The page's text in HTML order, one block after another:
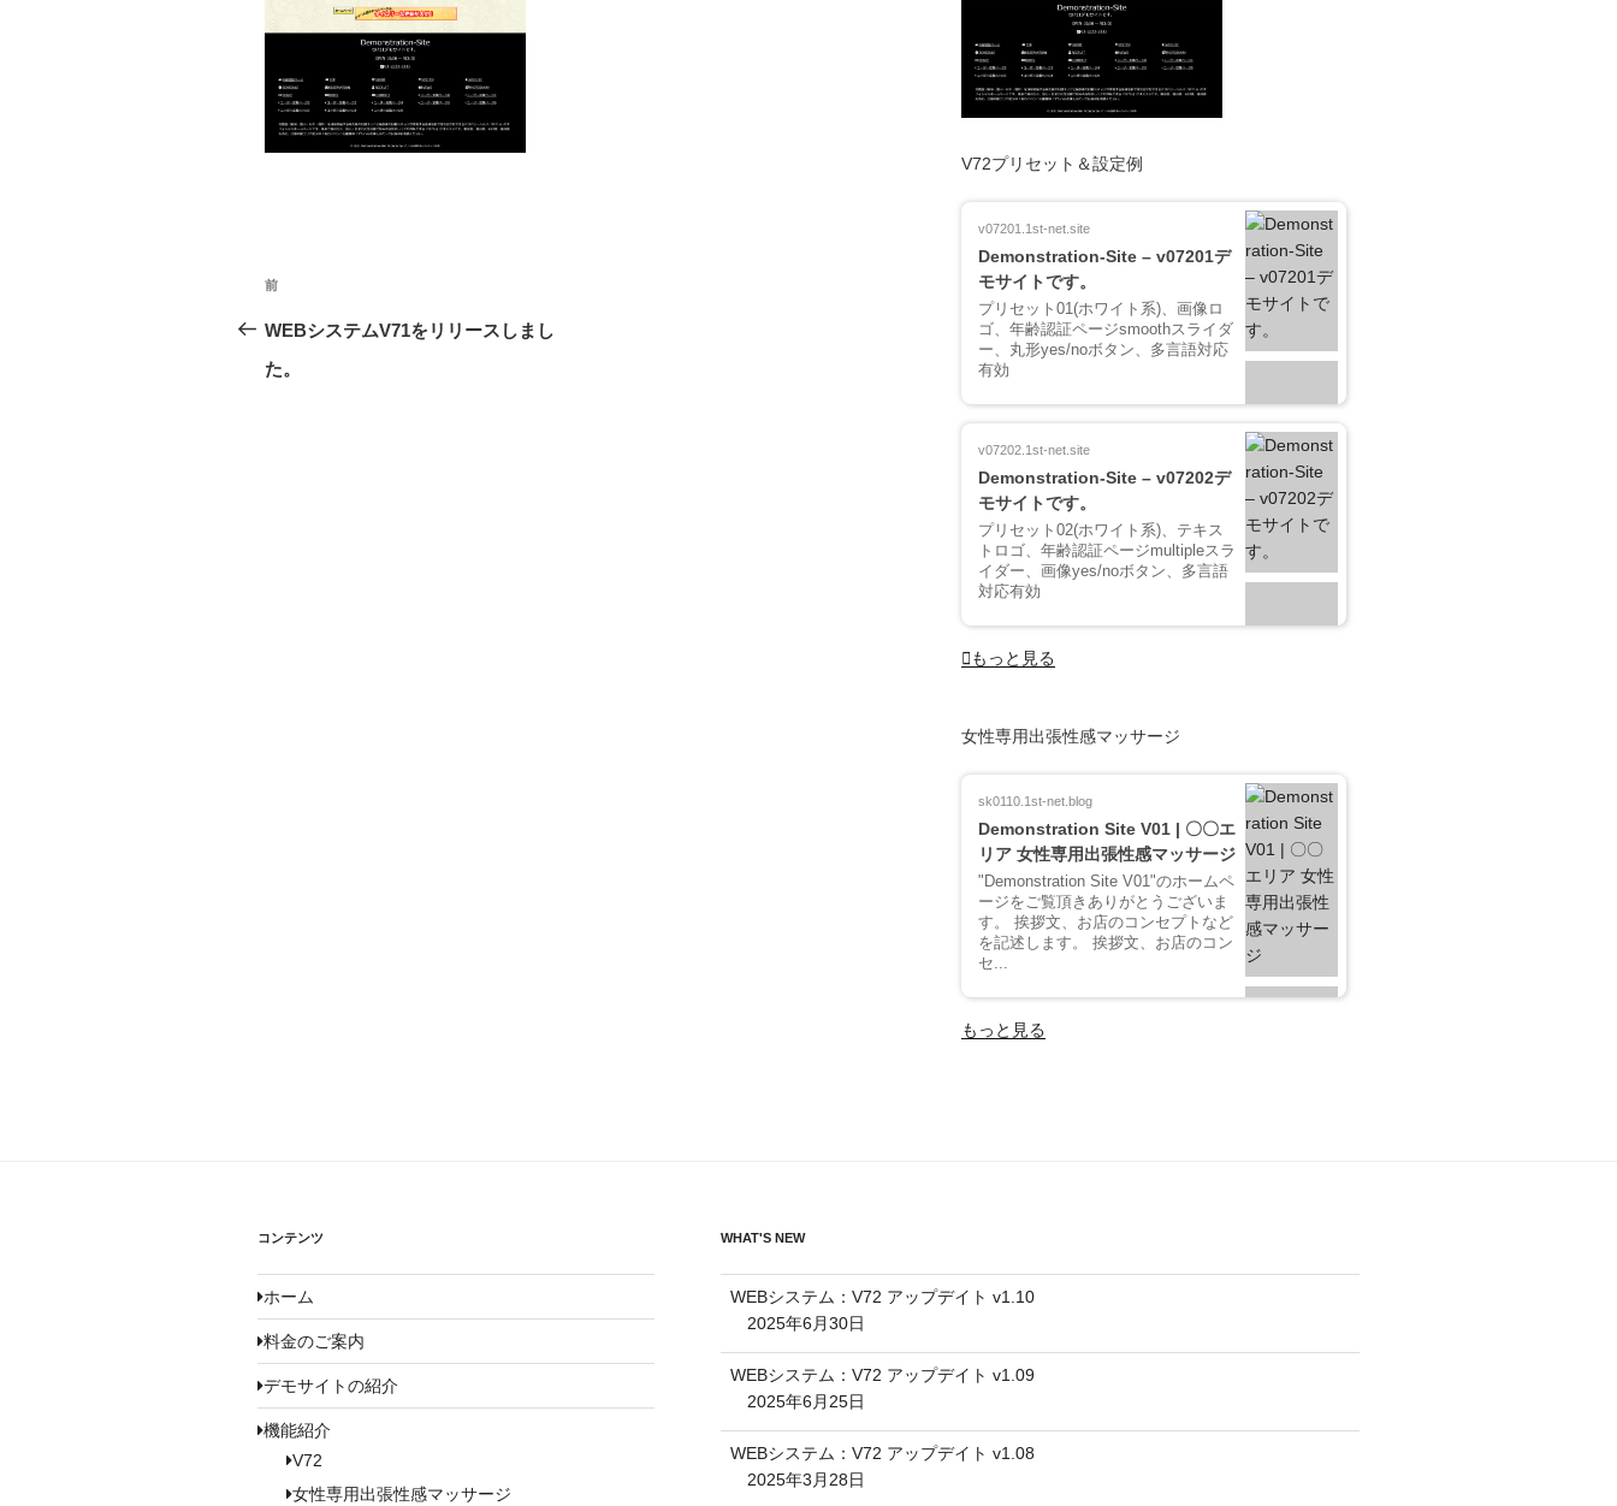
投
稿
ナ
前
の
投
前
WEBシステムV71をリリースしまし
た。
V72プリセット＆設定例
v07201.1st-net.site
Demonstration-Site – v07201デ
モサイトです。
プリセット01(ホワイト系)、画像ロ
ゴ、年齢認証ページsmoothスライダ
ー、丸形yes/noボタン、多言語対応
有効
v07202.1st-net.site
Demonstration-Site – v07202デ
モサイトです。
プリセット02(ホワイト系)、テキス
トロゴ、年齢認証ページmultipleスラ
イダー、画像yes/noボタン、多言語
対応有効
もっと見る
女性専用出張性感マッサージ
sk0110.1st-net.blog
Demonstration Site V01 | 〇〇エ
リア 女性専用出張性感マッサージ
"Demonstration Site V01"のホームペ
ージをご覧頂きありがとうございま
す。 挨拶文、お店のコンセプトなど
を記述します。 挨拶文、お店のコン
セ...
もっと見る
コンテンツ
ホーム
料金のご案内
デモサイトの紹介
機能紹介
V72
女性専用出張性感マッサージ
WHAT'S NEW
WEBシステム：V72 アップデイト v1.10
2025年6月30日
WEBシステム：V72 アップデイト v1.09
2025年6月25日
WEBシステム：V72 アップデイト v1.08
2025年3月28日